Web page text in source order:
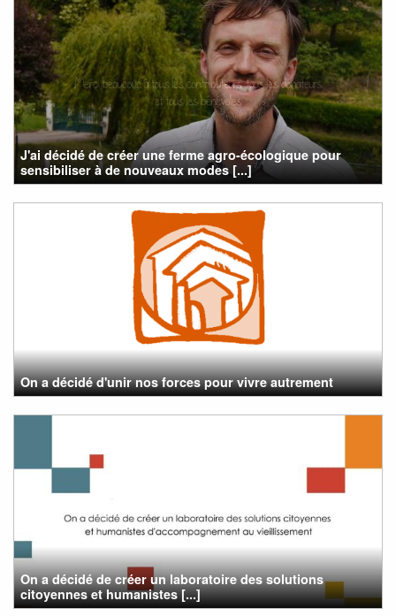
J'ai décidé de créer une ferme agro-écologique pour
sensibiliser à de nouveaux modes [...]
On a décidé d'unir nos forces pour vivre autrement
On a décidé de créer un laboratoire des solutions
citoyennes et humanistes [...]